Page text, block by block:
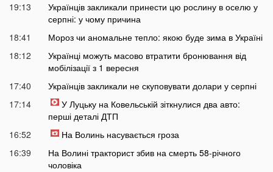
19:13
Українців закликали принести цю рослину в оселю у
серпні: у чому причина
18:41
Мороз чи аномальне тепло: якою буде зима в Україні
18:12
Українці можуть масово втратити бронювання від
мобілізації з 1 вересня
17:40
Українців закликали не скуповувати долари у серпні
17:14
У Луцьку на Ковельській зіткнулися два авто:
перші деталі ДТП
16:52
На Волинь насувається гроза
16:39
На Волині тракторист збив на смерть 58-річного
чоловіка